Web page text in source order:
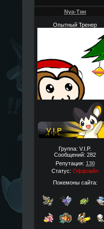
Nya-Тян
Опытный Тренер
Группа: V.I.P.
Сообщений: 282
Репутация: 130
Статус: Оффлайн
Покемоны сайта: